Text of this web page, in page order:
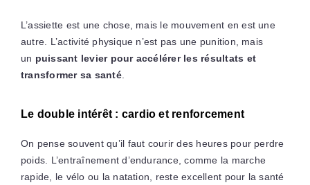
L’assiette est une chose, mais le mouvement en est une
autre. L’activité physique n’est pas une punition, mais
un puissant levier pour accélérer les résultats et
transformer sa santé.
Le double intérêt : cardio et renforcement
On pense souvent qu’il faut courir des heures pour perdre
poids. L’entraînement d’endurance, comme la marche
rapide, le vélo ou la natation, reste excellent pour la santé